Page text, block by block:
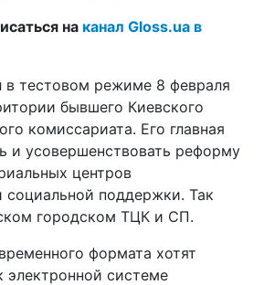
на канал Gloss.ua в
в тестовом режиме 8 февраля
бывшего Киевского
комиссариата. Его главная
и усовершенствовать реформу
центров
социальной поддержки. Так
городском ТЦК и СП.
формата хотят
электронной системе